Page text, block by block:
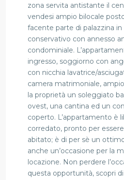
zona servita antistante il
vendesi ampio bilocale
facente parte di palazzina
conservativo con annesso
condominiale.
ingresso, soggiorno con
con nicchia lavatrice/
camera matrimoniale,
la proprietà un soleggiato
ovest, una cantina ed un
coperto. L’appartamento è
corredato, pronto per
abitato; è di per sè un
anche un’occasione per la
locazione. Non perdere
questa opportunità, scopri